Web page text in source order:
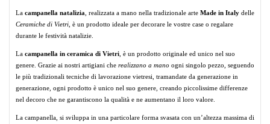
La campanella natalizia, realizzata a mano nella tradizionale arte Made in Italy
Ceramiche di Vietri, è un prodotto ideale per decorare le vostre case o regalare
durante le festività natalizie.
La campanella in ceramica di Vietri , è un prodotto originale ed unico nel suo
genere. Grazie ai nostri artigiani che realizzano a mano ogni singolo pezzo, seguendo
le più tradizionali tecniche di lavorazione vietresi, tramandate da generazione in
generazione, ogni prodotto è unico nel suo genere, creando piccolissime differenze
nel decoro che ne garantiscono la qualità e ne aumentano il loro valore.
La campanella, si sviluppa in una particolare forma svasata con un’altezza massima di